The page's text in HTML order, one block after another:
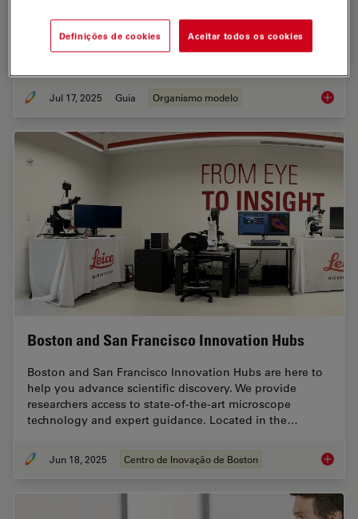
been used as a model organism for over a century. One
reason is that many disease-related genes are shared
Jul 17, 2025 Guia Organismo modelo A
Boston and San Francisco Innovation Hubs
Boston and San Francisco Innovation Hubs are here to
help you advance scientific discovery. We provide
researchers access to state-of-the-art microscope
technology and expert guidance. Located in the…
Jun 18, 2025 Centro de Inovação de Boston Boston
Definições de cookies Aceitar todos os cookies